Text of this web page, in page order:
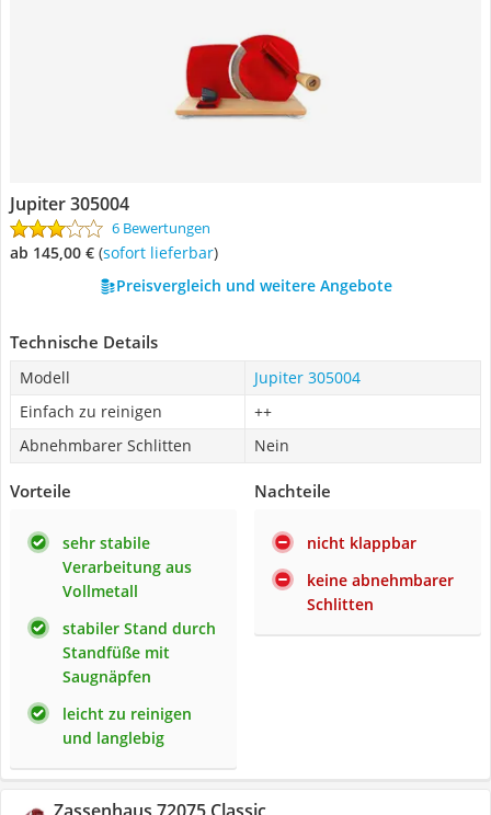
Jupiter 305004
6 Bewertungen
ab 145,00 € ( Sofort lieferbar)
Preisvergleich und weitere Angebote
Technische Details
Modell
Jupiter 305004
Einfach zu reinigen
++
Abnehmbarer Schlitten
Nein
Vorteile
sehr stabile
Verarbeitung aus
Vollmetall
stabiler Stand durch
Standfüße mit
Saugnäpfen
leicht zu reinigen
und langlebig
Nachteile
nicht klappbar
keine abnehmbarer
Schlitten